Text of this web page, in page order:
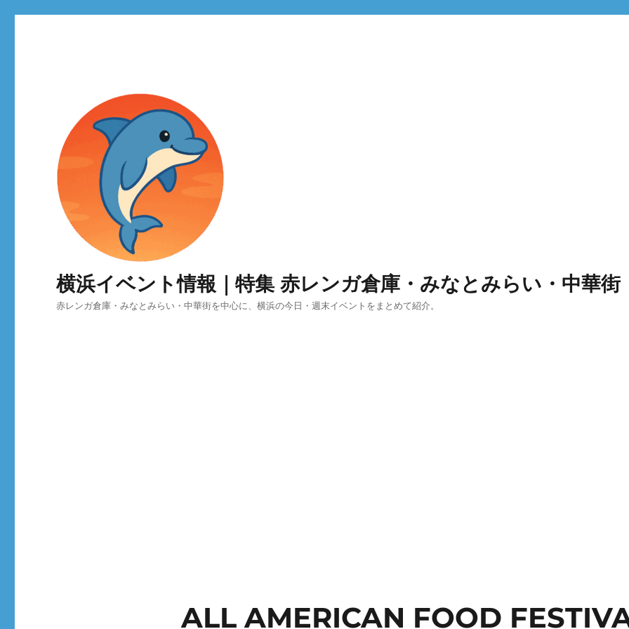
横浜イベント情報｜特集 赤レンガ倉庫・みなとみらい・中華街
赤レンガ倉庫・みなとみらい・中華街を中心に、横浜の今日・週末イベントをまとめて紹介。
ALL AMERICAN FOOD